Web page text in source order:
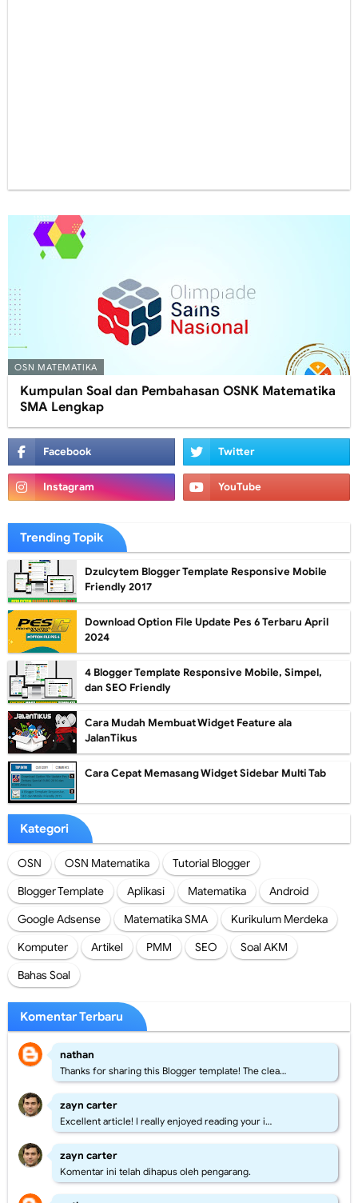
OSN MATEMATIKA
Kumpulan Soal dan Pembahasan OSNK Matematika
SMA Lengkap
Trending Topik
Dzulcytem Blogger Template Responsive Mobile
Friendly 2017
Download Option File Update Pes 6 Terbaru April
2024
4 Blogger Template Responsive Mobile, Simpel,
dan SEO Friendly
Cara Mudah Membuat Widget Feature ala
JalanTikus
Cara Cepat Memasang Widget Sidebar Multi Tab
Kategori
OSN OSN Matematika
Tutorial Blogger
Blogger Template
Aplikasi Matematika
Android
Google Adsense
Matematika SMA
Kurikulum Merdeka
Komputer
Artikel PMM SEO
Soal AKM
Bahas Soal
Komentar Terbaru
nathan
Thanks for sharing this Blogger template! The clea…
zayn carter
Excellent article! I really enjoyed reading your i…
zayn carter
Komentar ini telah dihapus oleh pengarang.